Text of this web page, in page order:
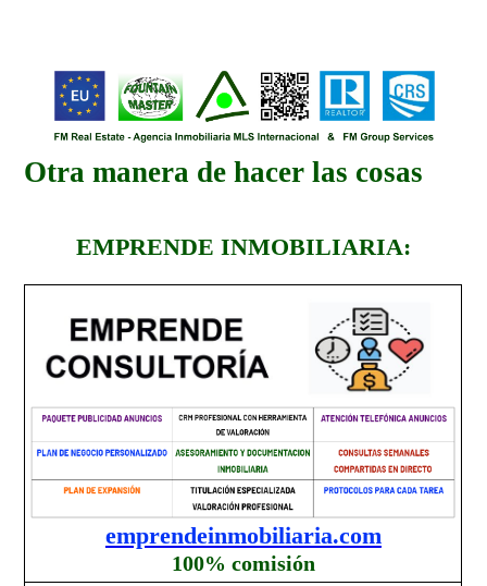
Otra manera de hacer las cosas
EMPRENDE INMOBILIARIA:
emprendeinmobiliaria.com
100% comisión